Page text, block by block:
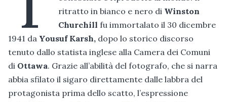
ritratto in bianco e nero di Winston
Churchillfu immortalato il 30 dicembre
1941 da Yousuf Karsh, dopo lo storico discorso
tenuto dallo statista inglese alla Camera dei Comuni
di Ottawa. Grazie all’abilità del fotografo, che si narra
abbia sfilato il sigaro direttamente dalle labbra del
protagonista prima dello scatto, l’espressione